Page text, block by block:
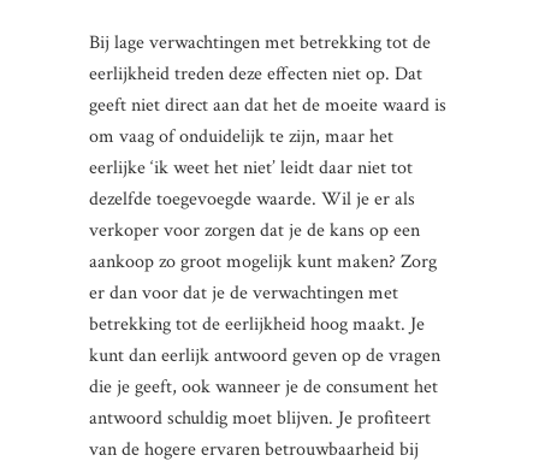
Bij lage verwachtingen met betrekking tot de
eerlijkheid treden deze effecten niet op. Dat
geeft niet direct aan dat het de moeite waard is
om vaag of onduidelijk te zijn, maar het
eerlijke ‘ik weet het niet’ leidt daar niet tot
dezelfde toegevoegde waarde. Wil je er als
verkoper voor zorgen dat je de kans op een
aankoop zo groot mogelijk kunt maken? Zorg
er dan voor dat je de verwachtingen met
betrekking tot de eerlijkheid hoog maakt. Je
kunt dan eerlijk antwoord geven op de vragen
die je geeft, ook wanneer je de consument het
antwoord schuldig moet blijven. Je profiteert
van de hogere ervaren betrouwbaarheid bij